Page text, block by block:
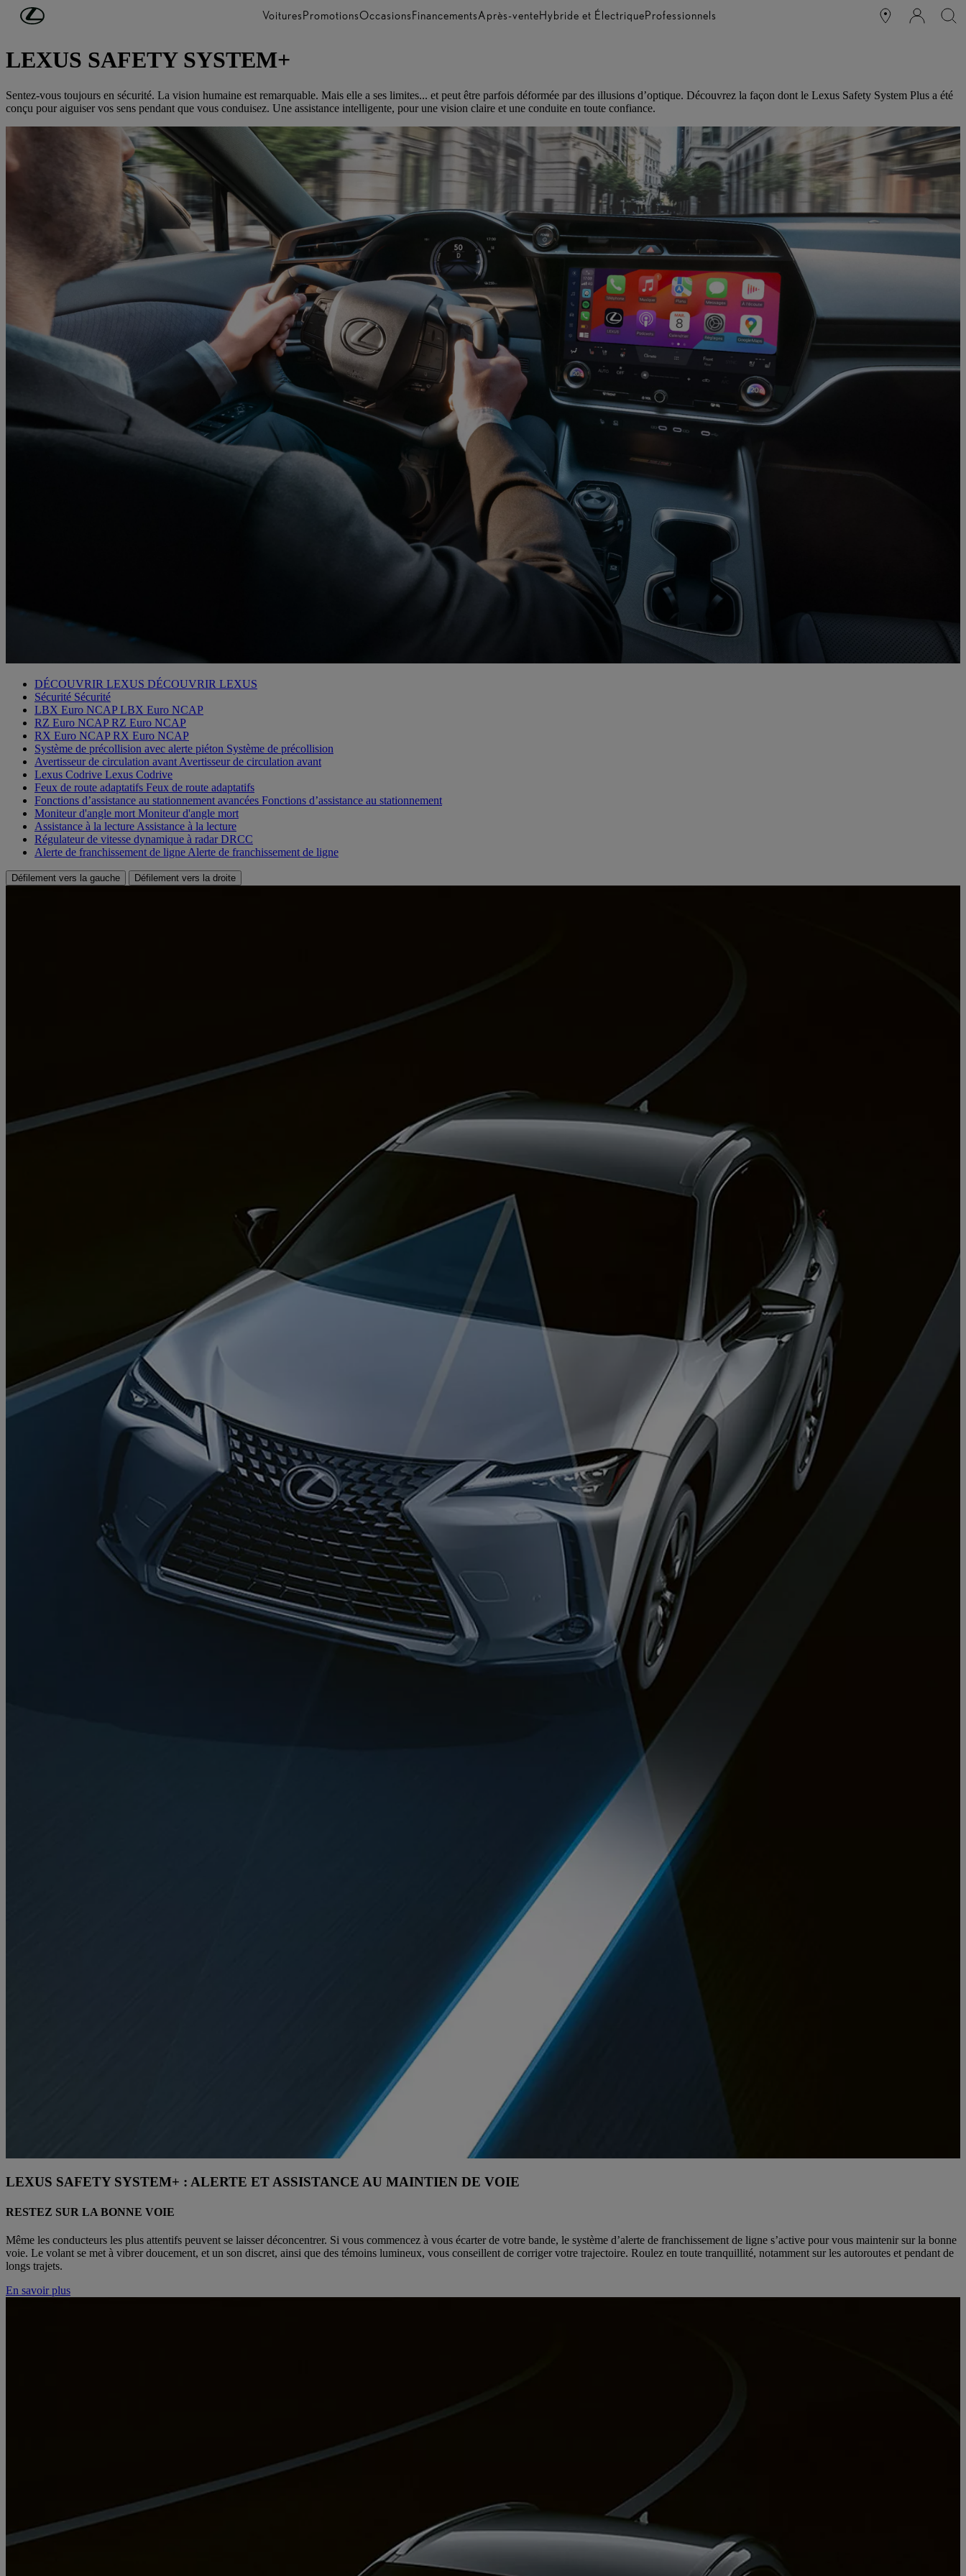
Passer au contenu principal VoituresPromotionsOccasionsFinancementsAprès-venteHybride et ÉlectriqueProfessionnels
DÉCOUVREZ LEXUS
LEXUS SAFETY SYSTEM+
Sentez-vous toujours en sécurité. La vision humaine est remarquable. Mais elle a ses limites... et peut être parfois déformée par des illusions d’optique. Découvrez la façon dont le Lexus Safety System Plus a été
conçu pour aiguiser vos sens pendant que vous conduisez. Une assistance intelligente, pour une vision claire et une conduite en toute confiance.
DÉCOUVRIR LEXUS DÉCOUVRIR LEXUS
Sécurité Sécurité
LBX Euro NCAPLBX Euro NCAP
RZ Euro NCAPRZ Euro NCAP
RX Euro NCAPRX Euro NCAP
Système de précollision avec alerte piéton Système de précollision
Avertisseur de circulation avant Avertisseur de circulation avant
Lexus Codrive Lexus Codrive
Feux de route adaptatifs Feux de route adaptatifs
Fonctions d’assistance au stationnement avancées Fonctions d’assistance au stationnement
Moniteur d'angle mort Moniteur d'angle mort
Assistance à la lecture Assistance à la lecture
Régulateur de vitesse dynamique à radarDRCC
Alerte de franchissement de ligne Alerte de franchissement de ligne
Défilement vers la gauche Défilement vers la droite
LEXUS SAFETY SYSTEM+ : ALERTE ET ASSISTANCE AU MAINTIEN DE VOIE
RESTEZ SUR LA BONNE VOIE
Même les conducteurs les plus attentifs peuvent se laisser déconcentrer. Si vous commencez à vous écarter de votre bande, le système d’alerte de franchissement de ligne s’active pour vous maintenir sur la bonne
voie. Le volant se met à vibrer doucement, et un son discret, ainsi que des témoins lumineux, vous conseillent de corriger votre trajectoire. Roulez en toute tranquillité, notamment sur les autoroutes et pendant de
longs trajets.
En savoir plus